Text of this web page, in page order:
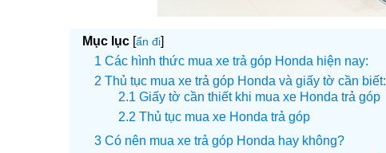
Mục lục [ẩn đi]
Các hình thức mua xe trả góp Honda hiện nay:
Thủ tục mua xe trả góp Honda và giấy tờ cần biết:
Giấy tờ cần thiết khi mua xe Honda trả góp
Thủ tục mua xe Honda trả góp
Có nên mua xe trả góp Honda hay không?